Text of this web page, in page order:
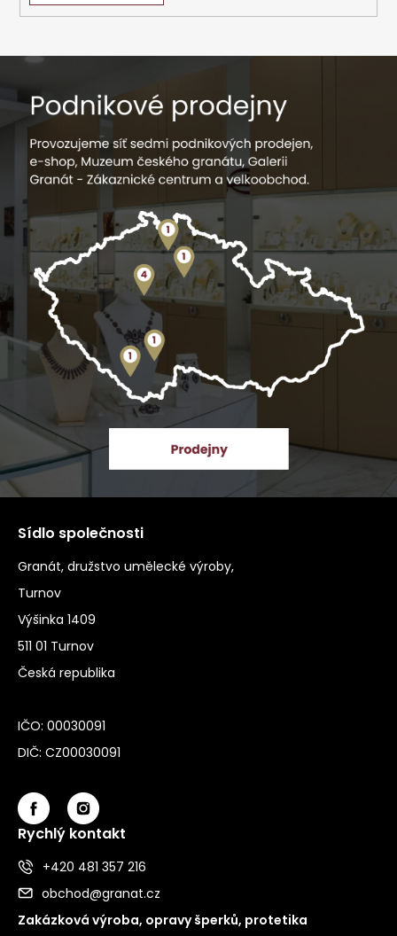
Sídlo společnosti
Granát, družstvo umělecké výroby,
Turnov
Výšinka 1409
511 01 Turnov
Česká republika
IČO: 00030091
DIČ: CZ00030091
Rychlý kontakt
+420 481 357 216
obchod@granat.cz
Zakázková výroba, opravy šperků, protetika